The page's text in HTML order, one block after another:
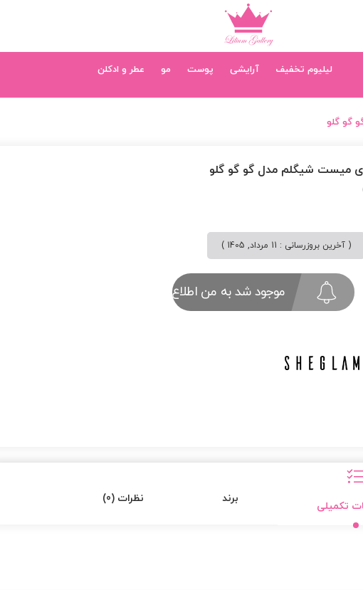
لیلیوم تخفیف آرایشی پوست مو عطر و ادکلن
گو گلو
میست شیگلم مدل گو گو گلو
( آخرین بروزرسانی : 11 مرداد, 1405 )
موجود شد به من اطلاع بده
تکمیلی
برند نظرات (0)